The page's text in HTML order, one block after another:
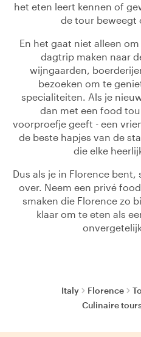
het eten leert kennen of
de tour beweegt
En het gaat niet alleen
dagtrip maken naar
wijngaarden,
bezoeken om te
specialiteiten. Als je
dan met een food
voorproefje geeft - een
de beste hapjes van de
die elke
Dus als je in Florence
over. Neem een privé
smaken die Florence zo
klaar om te eten als
Italy Florence
Culinaire